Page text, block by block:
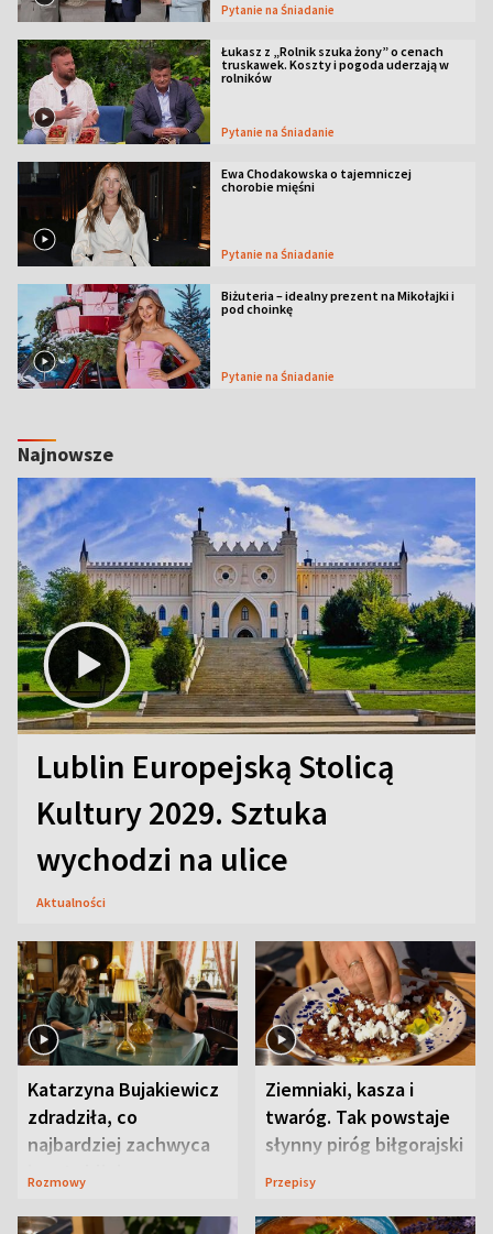
Pytanie na Śniadanie
Łukasz z „Rolnik szuka żony” o cenach
truskawek. Koszty i pogoda uderzają w
rolników
Pytanie na Śniadanie
Ewa Chodakowska o tajemniczej
chorobie mięśni
Pytanie na Śniadanie
Biżuteria – idealny prezent na Mikołajki i
pod choinkę
Pytanie na Śniadanie
Najnowsze
Lublin Europejską Stolicą
Kultury 2029. Sztuka
wychodzi na ulice
Aktualności
Katarzyna Bujakiewicz
zdradziła, co
najbardziej zachwyca
ją w Lublinie
Rozmowy
Ziemniaki, kasza i
twaróg. Tak powstaje
słynny piróg biłgorajski
Przepisy